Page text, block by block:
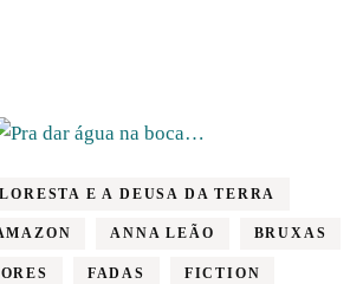
E A DEUSA DA TERRA
ANNA LEÃO BRUXAS
FADAS FICTION